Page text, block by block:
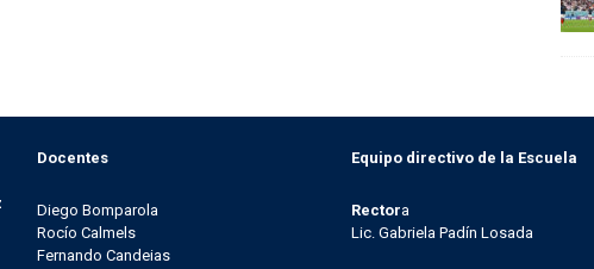
Docentes
Diego Bomparola
Rocío Calmels
Fernando Candeias
Equipo directivo de la Escuela
Rectora
Lic. Gabriela Padín Losada